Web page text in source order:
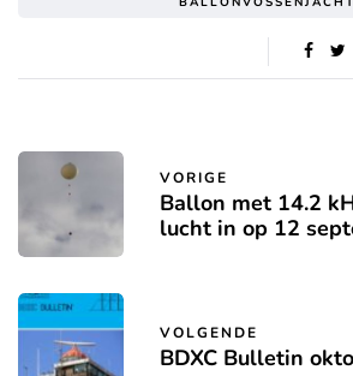
VORIGE
Ballon met 14.2
lucht in op 12
VOLGENDE
BDXC Bulletin